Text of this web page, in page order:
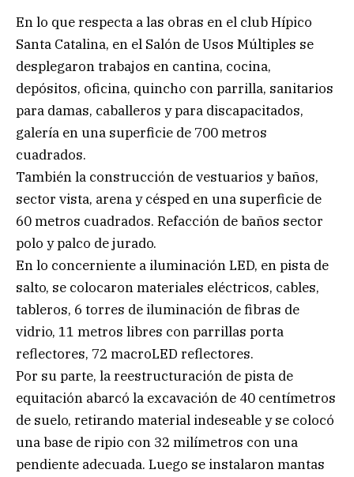
En lo que respecta a las obras en el club Hípico
Santa Catalina, en el Salón de Usos Múltiples se
desplegaron trabajos en cantina, cocina,
depósitos, oficina, quincho con parrilla, sanitarios
para damas, caballeros y para discapacitados,
galería en una superficie de 700 metros
cuadrados.
También la construcción de vestuarios y baños,
sector vista, arena y césped en una superficie de
60 metros cuadrados. Refacción de baños sector
polo y palco de jurado.
En lo concerniente a iluminación LED, en pista de
salto, se colocaron materiales eléctricos, cables,
tableros, 6 torres de iluminación de fibras de
vidrio, 11 metros libres con parrillas porta
reflectores, 72 macroLED reflectores.
Por su parte, la reestructuración de pista de
equitación abarcó la excavación de 40 centímetros
de suelo, retirando material indeseable y se colocó
una base de ripio con 32 milímetros con una
pendiente adecuada. Luego se instalaron mantas